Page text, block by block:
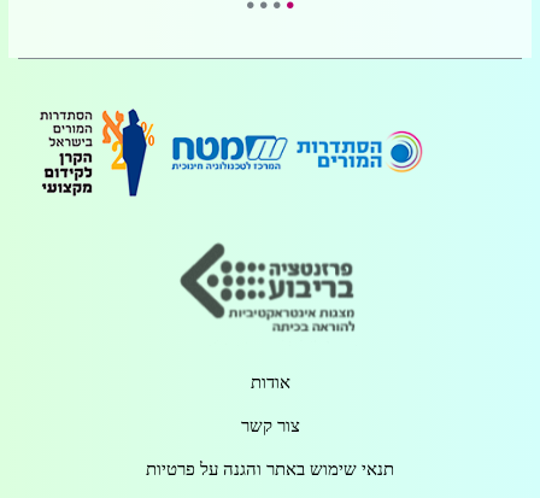
אודות
צור קשר
תנאי שימוש באתר והגנה על פרטיות